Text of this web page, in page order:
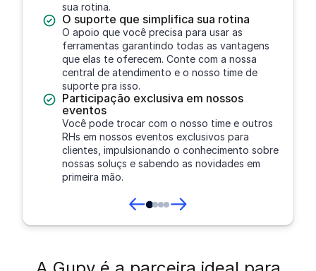
sua rotina.
O suporte que simplifica sua rotina
O apoio que você precisa para usar as
ferramentas garantindo todas as vantagens
que elas te oferecem. Conte com a nossa
central de atendimento e o nosso time de
suporte pra isso.
Participação exclusiva em nossos
eventos
Você pode trocar com o nosso time e outros
RHs em nossos eventos exclusivos para
clientes, impulsionando o conhecimento sobre
nossas soluçs e sabendo as novidades em
primeira mão.